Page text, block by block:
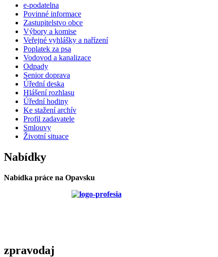
e-podatelna
Povinné informace
Zastupitelstvo obce
Výbory a komise
Veřejné vyhlášky a nařízení
Poplatek za psa
Vodovod a kanalizace
Odpady
Senior doprava
Úřední deska
Hlášení rozhlasu
Úřední hodiny
Ke stažení archív
Profil zadavatele
Smlouvy
Životní situace
Nabídky
Nabídka práce na Opavsku
zpravodaj